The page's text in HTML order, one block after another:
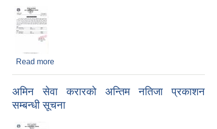
Read more
अमिन सेवा करारको अन्तिम नतिजा प्रकाशन
सम्बन्धी सूचना